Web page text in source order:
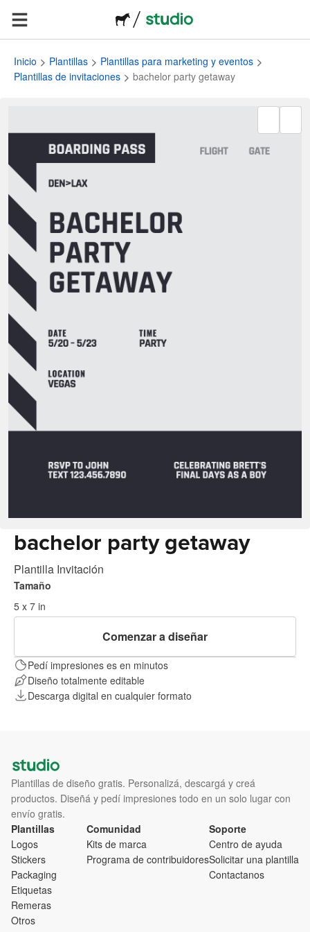
Inicio Plantillas
Plantillas para marketing y eventos
Plantillas de invitaciones
bachelor party getaway
bachelor party getaway
Plantilla Invitación
Tamaño
5 x 7 in
Comenzar a diseñar
Pedí impresiones es en minutos
Diseño totalmente editable
Descarga digital en cualquier formato
Plantillas de diseño gratis. Personalizá, descargá y creá
productos. Diseñá y pedí impresiones todo en un solo lugar con
envío gratis.
Plantillas
Logos
Stickers
Packaging
Etiquetas
Remeras
Otros
Comunidad
Kits de marca
Programa de contribuidores
Soporte
Centro de ayuda
Solicitar una plantilla
Contactanos